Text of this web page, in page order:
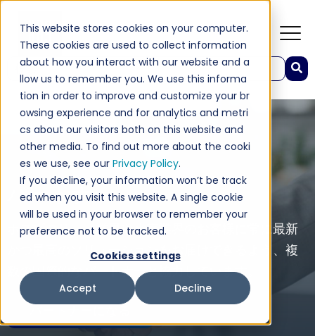
This website stores cookies on your computer.
These cookies are used to collect information
about how you interact with our website and a
llow us to remember you. We use this informa
tion in order to improve and customize your br
owsing experience and for analytics and metri
cs about our visitors both on this website and
other media. To find out more about the cooki
es we use, see our Privacy Policy.
If you decline, your information won’t be track
ed when you visit this website. A single cookie
will be used in your browser to remember your
preference not to be tracked.
Cookies settings
Accept Decline
これは、自動候補機能付きの検索フィールドです。
検索フィールドが空なので、候補はありません。
パートナー
ホスピタリティ業界や小売業界のお客様に常に最新
かつ最高のソリューションをお届けできるよう、複
数の国際的なパートナーと協力しています。
パートナーになる